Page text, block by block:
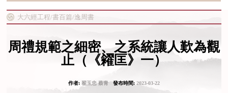
大六經工程/書百篇/逸周書
周禮規範之細密、之系統讓人歎為觀
止（《糴匡》一）
作者: 翟玉忠 蔡青發布時間: 2023-03-22